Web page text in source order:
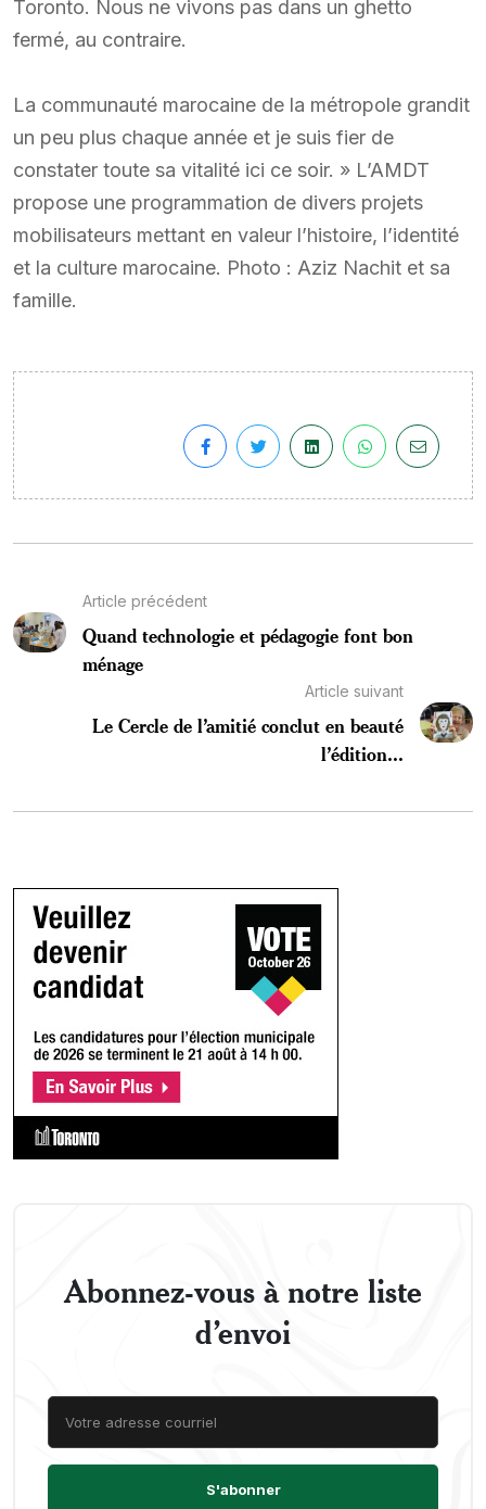
Toronto. Nous ne vivons pas dans un ghetto
fermé, au contraire.
La communauté marocaine de la métropole grandit
un peu plus chaque année et je suis fier de
constater toute sa vitalité ici ce soir. » L’AMDT
propose une programmation de divers projets
mobilisateurs mettant en valeur l’histoire, l’identité
et la culture marocaine. Photo : Aziz Nachit et sa
famille.
Article précédent
Quand technologie et pédagogie font bon
ménage
Article suivant
Le Cercle de l’amitié conclut en beauté
l’édition...
Abonnez-vous à notre liste
d’envoi